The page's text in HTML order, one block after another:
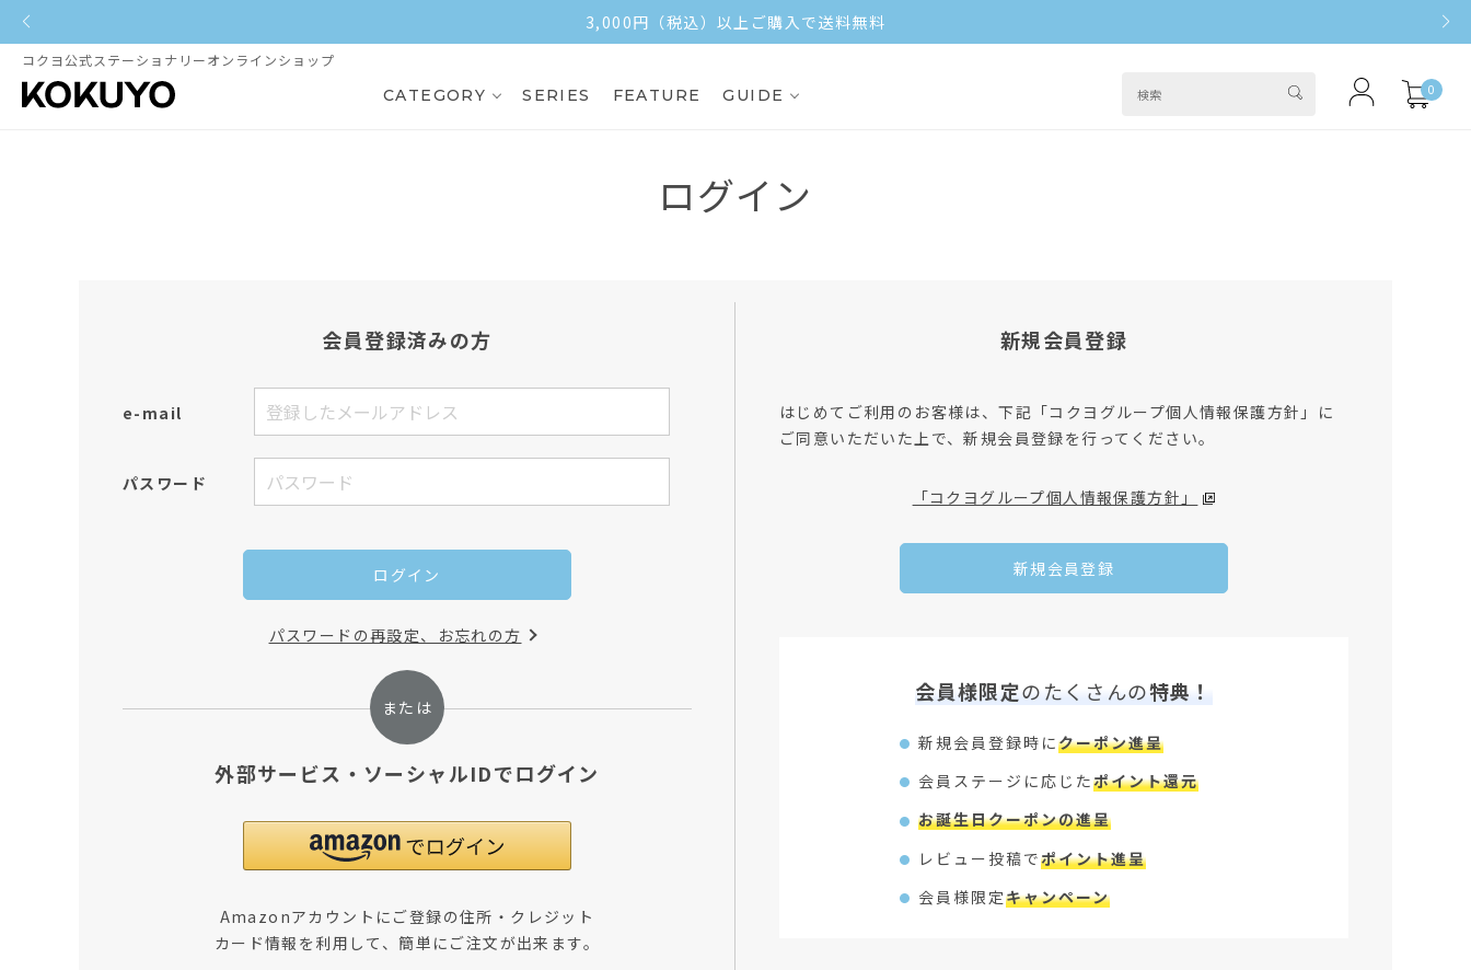
3,000円（税込）以上ご購入で送料無料
コクヨ公式ステーショナリーオンラインショップ
CATEGORY SERIES FEATURE GUIDE 0
ログイン
会員登録済みの方
e-mail
パスワード
ログイン
パスワードの再設定、お忘れの方
外部サービス・ソーシャルIDでログイン
Amazonアカウントにご登録の住所・クレジット
カード情報を利用して、簡単にご注文が出来ます。
新規会員登録
はじめてご利用のお客様は、下記「コクヨグループ個人情報保護方針」に
ご同意いただいた上で、新規会員登録を行ってください。
「コクヨグループ個人情報保護方針」
新規会員登録
会員様限定のたくさんの特典！
新規会員登録時にクーポン進呈
会員ステージに応じたポイント還元
お誕生日クーポンの進呈
レビュー投稿でポイント進呈
会員様限定キャンペーン